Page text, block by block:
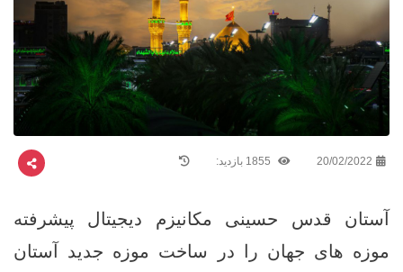
20/02/2022
آستان قدس حسینی مکانیزم دیجیتال پیشرفته
موزه های جهان را در ساخت موزه جدید آستان